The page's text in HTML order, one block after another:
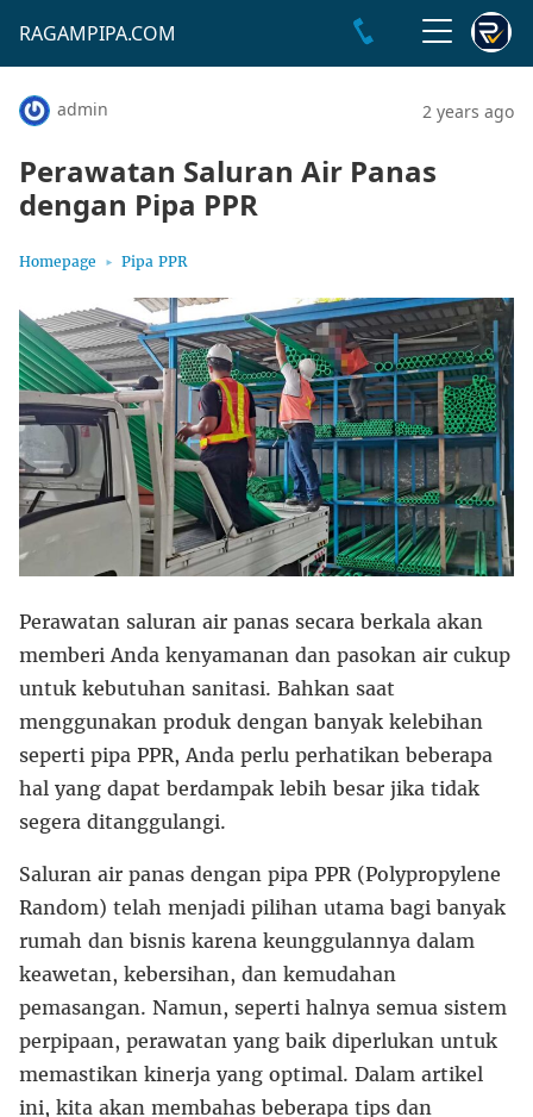
RAGAMPIPA.COM
admin 2 years ago
Perawatan Saluran Air Panas
dengan Pipa PPR
Homepage Pipa PPR
Perawatan saluran air panas secara berkala akan
memberi Anda kenyamanan dan pasokan air cukup
untuk kebutuhan sanitasi. Bahkan saat
menggunakan produk dengan banyak kelebihan
seperti pipa PPR, Anda perlu perhatikan beberapa
hal yang dapat berdampak lebih besar jika tidak
segera ditanggulangi.
Saluran air panas dengan pipa PPR (Polypropylene
Random) telah menjadi pilihan utama bagi banyak
rumah dan bisnis karena keunggulannya dalam
keawetan, kebersihan, dan kemudahan
pemasangan. Namun, seperti halnya semua sistem
perpipaan, perawatan yang baik diperlukan untuk
memastikan kinerja yang optimal. Dalam artikel
ini, kita akan membahas beberapa tips dan